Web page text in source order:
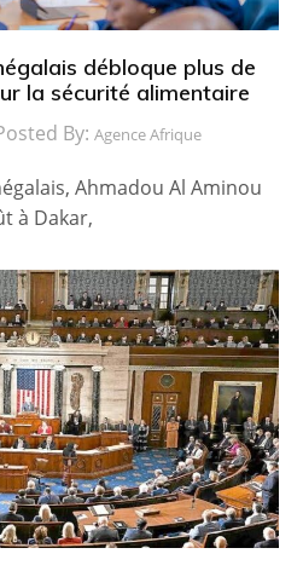
débloque plus de
la sécurité alimentaire
By: Agence Afrique
Ahmadou Al Aminou
à Dakar,